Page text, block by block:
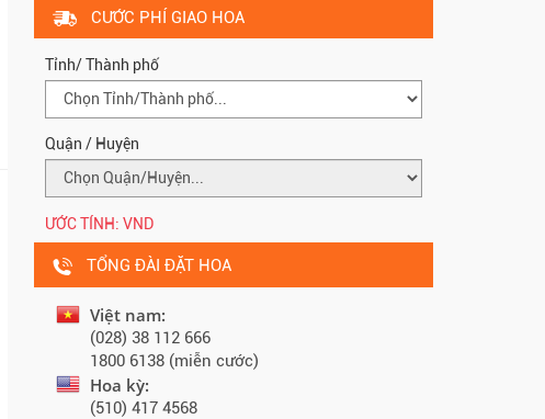
CƯỚC PHÍ GIAO HOA
Tỉnh/ Thành phố
Quận / Huyện
ƯỚC TÍNH: VND
TỔNG ĐÀI ĐẶT HOA
Việt nam:
(028) 38 112 666
1800 6138 (miễn cước)
Hoa kỳ:
(510) 417 4568